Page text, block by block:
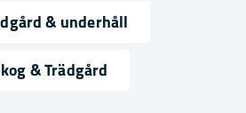
& underhåll
& Trädgård